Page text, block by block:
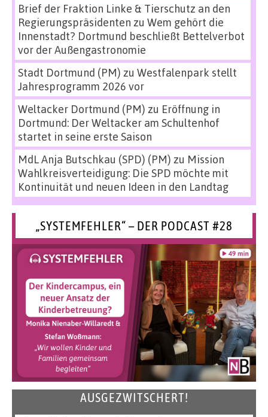
Brief der Fraktion Linke & Tierschutz an den
Regierungspräsidenten zu Wem gehört die
Innenstadt? Dortmund beschließt Bettelverbot
vor der Außengastronomie
Stadt Dortmund (PM) zu Westfalenpark stellt
Jahresprogramm 2026 vor
Weltacker Dortmund (PM) zu Eröffnung in
Dortmund: Der Weltacker am Schultenhof
startet in seine erste Saison
MdL Anja Butschkau (SPD) (PM) zu Mission
Wahlkreisverteidigung: Die SPD möchte mit
Kontinuität und neuen Ideen in den Landtag
„SYSTEMFEHLER“ – DER PODCAST #28
AUSGEZWITSCHERT!